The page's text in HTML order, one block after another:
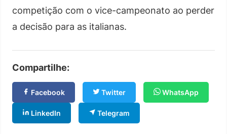
competição com o vice-campeonato ao perder
a decisão para as italianas.
Compartilhe:
Facebook Twitter WhatsApp
LinkedIn Telegram